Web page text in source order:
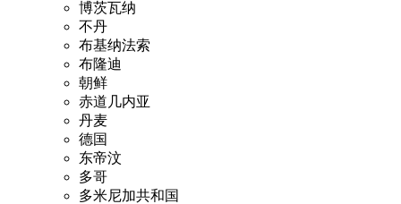
博茨瓦纳
不丹
布基纳法索
布隆迪
朝鲜
赤道几内亚
丹麦
德国
东帝汶
多哥
多米尼加共和国